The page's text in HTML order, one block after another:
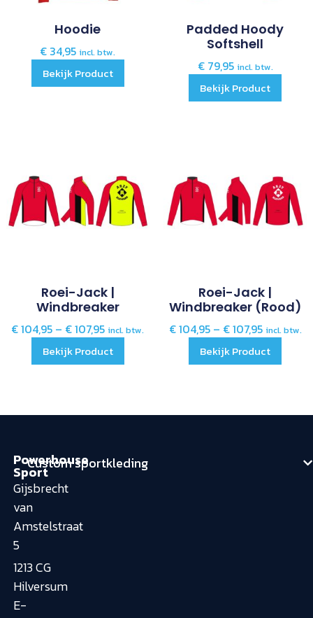
Hoodie
€ 34,95 incl. btw.
Bekijk Product
Padded Hoody
Softshell
€79,95 incl. btw.
Bekijk Product
Roei-Jack |
Windbreaker
€104,95 – €107,95 incl. btw.
Bekijk Product
Roei-Jack |
Windbreaker (rood)
€104,95– €107,95 incl. btw.
Bekijk Product
Powerhouse
Sport
Gijsbrecht
van
Amstelstraat
5
1213 CG
Hilversum
E-
Custom sportkleding